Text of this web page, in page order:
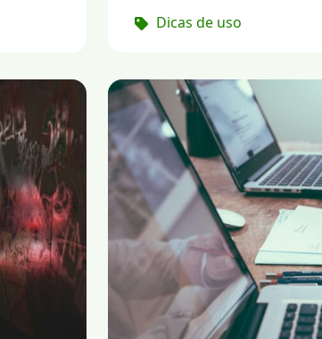
Dicas de uso